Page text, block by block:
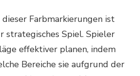
dieser Farbmarkierungen ist
strategisches Spiel. Spieler
effektiver planen, indem
Bereiche sie aufgrund der